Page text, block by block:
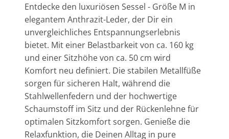
Entdecke den luxuriösen Sessel - Größe M in
elegantem Anthrazit-Leder, der Dir ein
unvergleichliches Entspannungserlebnis
bietet. Mit einer Belastbarkeit von ca. 160 kg
und einer Sitzhöhe von ca. 50 cm wird
Komfort neu definiert. Die stabilen Metallfüße
sorgen für sicheren Halt, während die
Stahlwellenfedern und der hochwertige
Schaumstoff im Sitz und der Rückenlehne für
optimalen Sitzkomfort sorgen. Genieße die
Relaxfunktion, die Deinen Alltag in pure